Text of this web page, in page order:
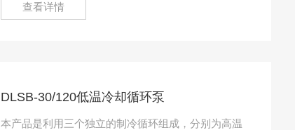
查看详情
DLSB-30/120低温冷却循环泵
本产品是利用三个独立的制冷循环组成，分别为高温